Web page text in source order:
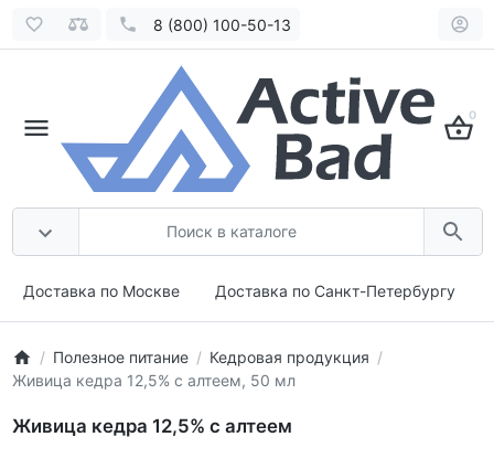
8 (800) 100-50-13
0
Доставка по Москве Доставка по Санкт-Петербургу
Полезное питание
Кедровая продукция
Живица кедра 12,5% с алтеем, 50 мл
Живица кедра 12,5% с алтеем